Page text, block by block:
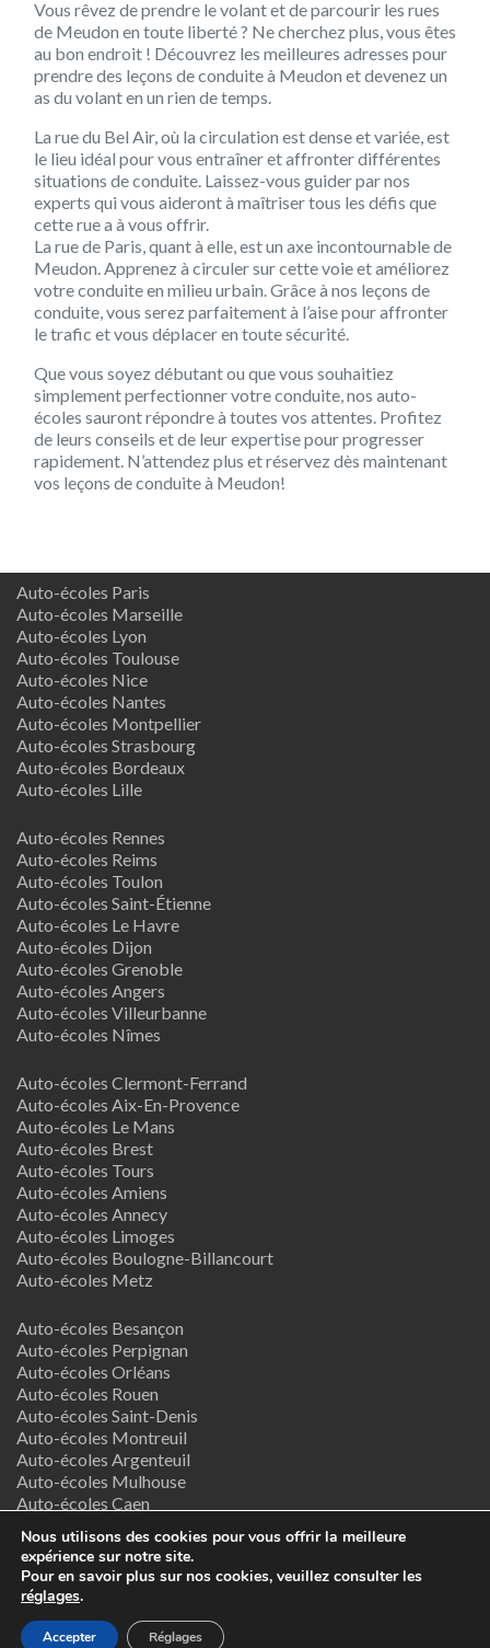
Vous rêvez de prendre le volant et de parcourir les rues
de Meudon en toute liberté ? Ne cherchez plus, vous êtes
au bon endroit ! Découvrez les meilleures adresses pour
prendre des leçons de conduite à Meudon et devenez un
as du volant en un rien de temps.
La rue du Bel Air, où la circulation est dense et variée, est
le lieu idéal pour vous entraîner et affronter différentes
situations de conduite. Laissez-vous guider par nos
experts qui vous aideront à maîtriser tous les défis que
cette rue a à vous offrir.
La rue de Paris, quant à elle, est un axe incontournable de
Meudon. Apprenez à circuler sur cette voie et améliorez
votre conduite en milieu urbain. Grâce à nos leçons de
conduite, vous serez parfaitement à l’aise pour affronter
le trafic et vous déplacer en toute sécurité.
Que vous soyez débutant ou que vous souhaitiez
simplement perfectionner votre conduite, nos auto-
écoles sauront répondre à toutes vos attentes. Profitez
de leurs conseils et de leur expertise pour progresser
rapidement. N’attendez plus et réservez dès maintenant
vos leçons de conduite à Meudon!
Auto-écoles Paris
Auto-écoles Marseille
Auto-écoles Lyon
Auto-écoles Toulouse
Auto-écoles Nice
Auto-écoles Nantes
Auto-écoles Montpellier
Auto-écoles Strasbourg
Auto-écoles Bordeaux
Auto-écoles Lille
Auto-écoles Rennes
Auto-écoles Reims
Auto-écoles Toulon
Auto-écoles Saint-Étienne
Auto-écoles Le Havre
Auto-écoles Dijon
Auto-écoles Grenoble
Auto-écoles Angers
Auto-écoles Villeurbanne
Auto-écoles Nîmes
Auto-écoles Clermont-Ferrand
Auto-écoles Aix-En-Provence
Auto-écoles Le Mans
Auto-écoles Brest
Auto-écoles Tours
Auto-écoles Amiens
Auto-écoles Annecy
Auto-écoles Limoges
Auto-écoles Boulogne-Billancourt
Auto-écoles Metz
Auto-écoles Besançon
Auto-écoles Perpignan
Auto-écoles Orléans
Auto-écoles Rouen
Auto-écoles Saint-Denis
Auto-écoles Montreuil
Auto-écoles Argenteuil
Auto-écoles Mulhouse
Auto-écoles Caen
Termes & Conditions
Copyright © 2026Supreme Directory Theme
Nous utilisons des cookies pour vous offrir la meilleure
expérience sur notre site.
Pour en savoir plus sur nos cookies, veuillez consulter les
réglages.
Accepter Réglages